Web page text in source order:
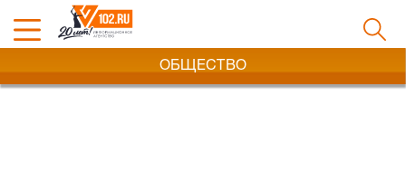
ОБЩЕСТВО